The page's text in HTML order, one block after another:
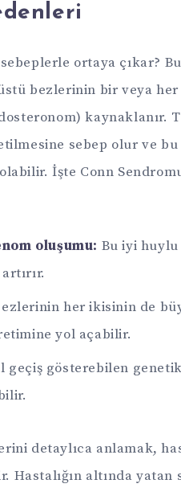
ortaya çıkar?
bezlerinin bir veya
kaynaklanır.
sebep olur ve
İşte Conn
oluşumu: Bu iyi
her ikisinin de
yol açabilir.
geçiş gösterebilen
detaylıca anlamak,
Hastalığın altında yatan